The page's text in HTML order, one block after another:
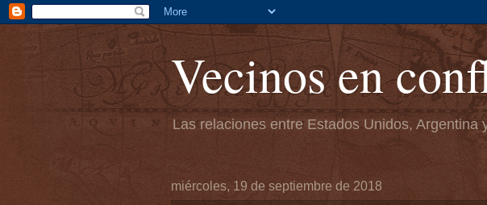
Vecinos en
Las relaciones entre Estados Unidos, Argentina
miércoles, 19 de septiembre de 2018